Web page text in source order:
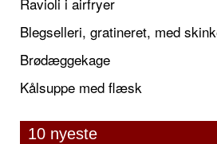
Blegselleri, gratineret, med
Brødæggekage
Kålsuppe med flæsk
10 nyeste